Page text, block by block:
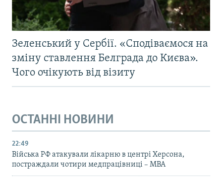
Зеленський у Сербії. «Сподіваємося на
зміну ставлення Белграда до Києва».
Чого очікують від візиту
ОСТАННІ НОВИНИ
22:49
Війська РФ атакували лікарню в центрі Херсона,
постраждали чотири медпрацівниці – МВА